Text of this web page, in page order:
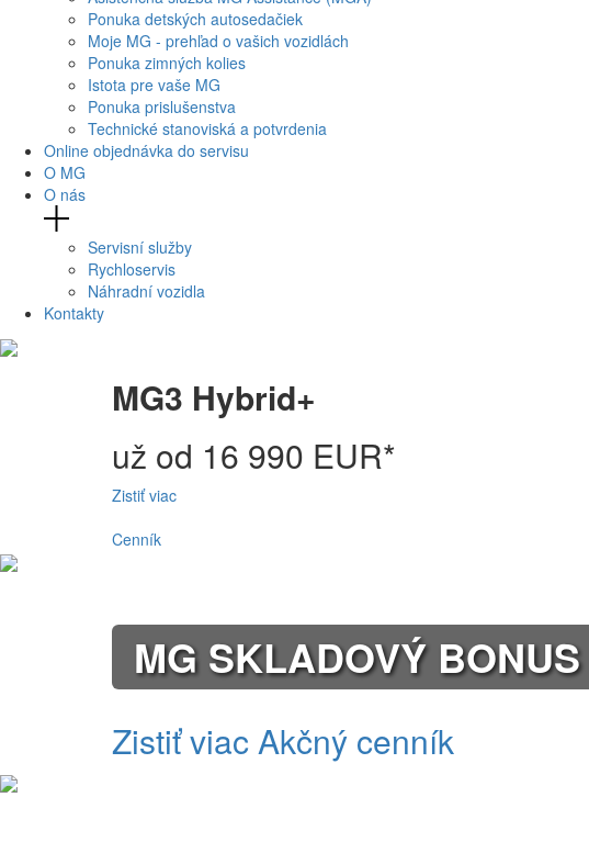
Ponuka detských autosedačiek
Moje MG - prehľad o vašich vozidlách
Ponuka zimných kolies
Istota pre vaše MG
Ponuka prislušenstva
Technické stanoviská a potvrdenia
Online objednávka do servisu
O MG
O nás
Servisní služby
Rychloservis
Náhradní vozidla
Kontakty
MG3 Hybrid+
už od 16 990 EUR*
Zistiť viac
Cenník
MG SKLADOVÝ
Zistiť viacAkčný cenník